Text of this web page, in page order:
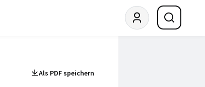
Als PDF speichern